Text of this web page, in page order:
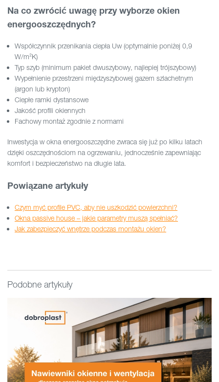
Na co zwrócić uwagę przy wyborze okien
energooszczędnych?
Współczynnik przenikania ciepła Uw (optymalnie poniżej 0,9
W/m²K)
Typ szyb (minimum pakiet dwuszybowy, najlepiej trójszybowy)
Wypełnienie przestrzeni międzyszybowej gazem szlachetnym
(argon lub krypton)
Ciepłe ramki dystansowe
Jakość profili okiennych
Fachowy montaż zgodnie z normami
Inwestycja w okna energooszczędne zwraca się już po kilku latach
dzięki oszczędnościom na ogrzewaniu, jednocześnie zapewniając
komfort i bezpieczeństwo na długie lata.
Powiązane artykuły
Czym myć profile PVC, aby nie uszkodzić powierzchni?
Okna passive house – jakie parametry muszą spełniać?
Jak zabezpieczyć wnętrze podczas montażu okien?
Podobne artykuły